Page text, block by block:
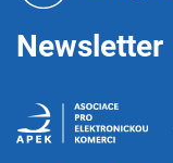
Newsletter